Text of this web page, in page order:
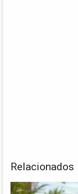
Relacionados